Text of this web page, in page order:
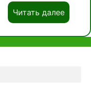
Читать далее